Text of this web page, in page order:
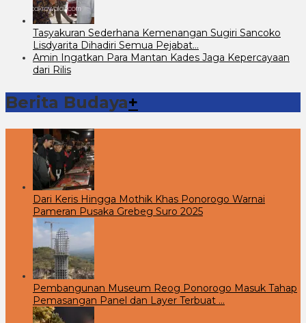
Tasyakuran Sederhana Kemenangan Sugiri Sancoko
Lisdyarita Dihadiri Semua Pejabat…
Amin Ingatkan Para Mantan Kades Jaga Kepercayaan
dari Rilis
Berita Budaya+
Dari Keris Hingga Mothik Khas Ponorogo Warnai
Pameran Pusaka Grebeg Suro 2025
Pembangunan Museum Reog Ponorogo Masuk Tahap
Pemasangan Panel dan Layer Terbuat …